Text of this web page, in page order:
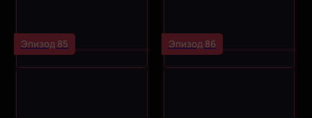
Эпизод 85 Эпизод 86